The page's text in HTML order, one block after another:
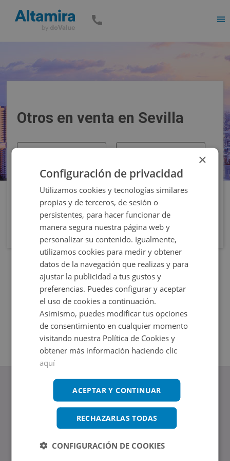
Otros en venta en Sevilla
www.altamirainmuebles.com
Edificio Skylight
Tel.: 914 842 874
×
Configuración de privacidad
Utilizamos cookies y tecnologías similares
propias y de terceros, de sesión o
persistentes, para hacer funcionar de
manera segura nuestra página web y
personalizar su contenido. Igualmente,
utilizamos cookies para medir y obtener
datos de la navegación que realizas y para
ajustar la publicidad a tus gustos y
preferencias. Puedes configurar y aceptar
el uso de cookies a continuación.
Asimismo, puedes modificar tus opciones
de consentimiento en cualquier momento
visitando nuestra Política de Cookies y
obtener más información haciendo clic
aquí
ACEPTAR Y CONTINUAR
RECHAZARLAS TODAS
CONFIGURACIÓN DE COOKIES